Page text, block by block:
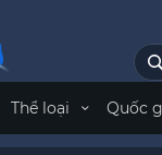
Thể loại Quốc